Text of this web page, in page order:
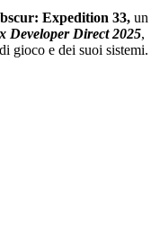
Expedition 33, un
Developer Direct 2025,
gioco e dei suoi sistemi.